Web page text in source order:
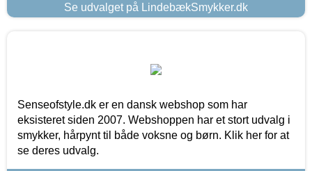
Se udvalget på LindebækSmykker.dk
Senseofstyle.dk er en dansk webshop som har
eksisteret siden 2007. Webshoppen har et stort udvalg i
smykker, hårpynt til både voksne og børn. Klik her for at
se deres udvalg.